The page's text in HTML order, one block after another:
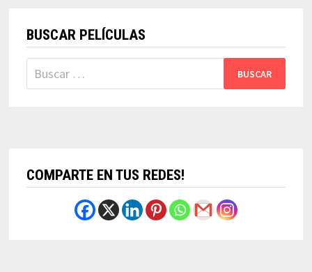
BUSCAR PELÍCULAS
Buscar:
COMPARTE EN TUS REDES!